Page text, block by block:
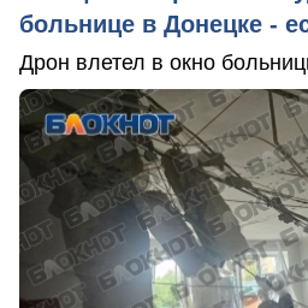
больнице в Донецке -
Дрон влетел в окно